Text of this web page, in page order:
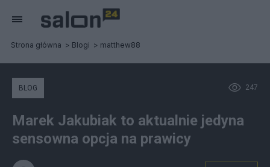
Strona główna Blogi matthew88
247
BLOG
Marek Jakubiak to aktualnie jedyna
sensowna opcja na prawicy